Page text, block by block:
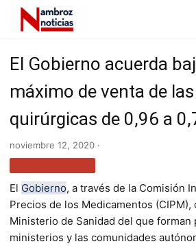
El Gobierno acuerda
máximo de venta de
quirúrgicas de 0,96 a
noviembre 12, 2020 ·
El Gobierno, a través de la Comisión
Precios de los Medicamentos
Ministerio de Sanidad del que forman
ministerios y las comunidades